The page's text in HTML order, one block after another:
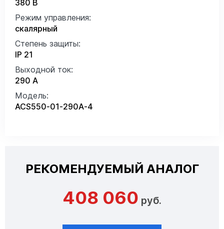
380 В
Режим управления:
скалярный
Степень защиты:
IP 21
Выходной ток:
290 А
Модель:
ACS550-01-290A-4
РЕКОМЕНДУЕМЫЙ АНАЛОГ
408 060 руб.